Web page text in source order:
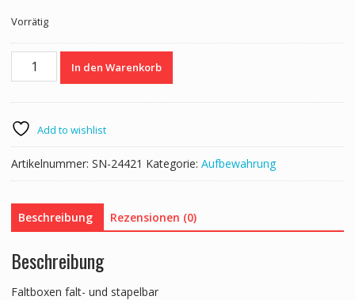
CHF 99.00CHF 80.00.
Vorrätig
Rollturm
beige
Menge
In den Warenkorb
Add to wishlist
Artikelnummer: SN-24421 Kategorie: Aufbewahrung
Beschreibung Rezensionen (0)
Beschreibung
Faltboxen falt- und stapelbar